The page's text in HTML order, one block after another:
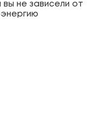
не зависели от